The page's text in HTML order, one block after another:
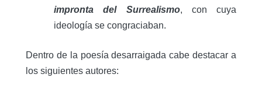
impronta del Surrealismo, con cuya
ideología se congraciaban.
Dentro de la poesía desarraigada cabe destacar a
los siguientes autores: